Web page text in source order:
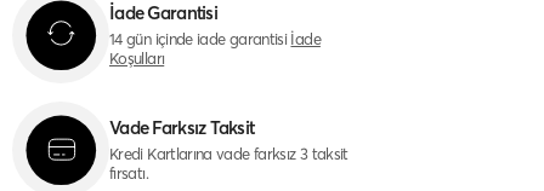
İade Garantisi
14 gün içinde iade garantisiİade
Koşulları
Vade Farksız Taksit
Kredi Kartlarına vade farksız 3 taksit
fırsatı.